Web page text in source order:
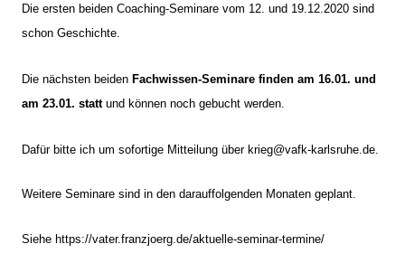
Die ersten beiden Coaching-Seminare vom 12. und 19.12.2020 sind
schon Geschichte.
Die nächsten beiden Fachwissen-Seminare finden am 16.01. und
am 23.01. statt und können noch gebucht werden.
Dafür bitte ich um sofortige Mitteilung über krieg@vafk-karlsruhe.de.
Weitere Seminare sind in den darauffolgenden Monaten geplant.
Siehe https://vater.franzjoerg.de/aktuelle-seminar-termine/